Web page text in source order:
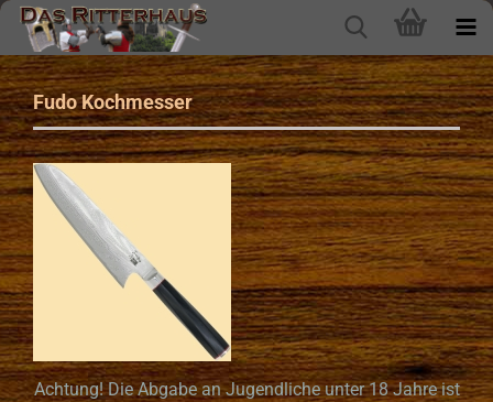
Fudo Kochmesser
Achtung! Die Abgabe an Jugendliche unter 18 Jahre ist